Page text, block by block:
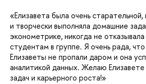
«Елизавета была очень
и творчески выполняла домашние
эконометрике, никогда не
студентам в группе. Я очень рада, что
Елизаветы не пропали даром и она
аналитикой данных. Желаю
задач и карьерного роста!»